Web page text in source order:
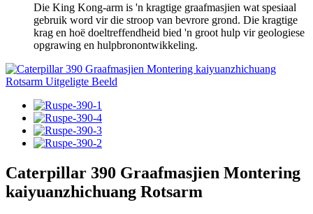
Die King Kong-arm is 'n kragtige graafmasjien wat spesiaal
gebruik word vir die stroop van bevrore grond. Die kragtige
krag en hoë doeltreffendheid bied 'n groot hulp vir geologiese
opgrawing en hulpbronontwikkeling.
Caterpillar 390 Graafmasjien Montering
kaiyuanzhichuang Rotsarm